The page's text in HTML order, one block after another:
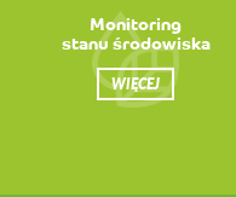
Monitoring
stanu środowiska
WIĘCEJ